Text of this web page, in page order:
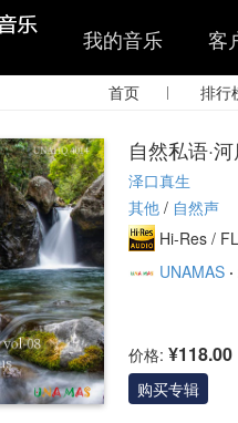
我的音乐 客
首页 | 排行
自然私语·
泽口真生
其他 / 自然声
Hi-Res /
UNAMAS ·
价格: ¥118.00
购买专辑